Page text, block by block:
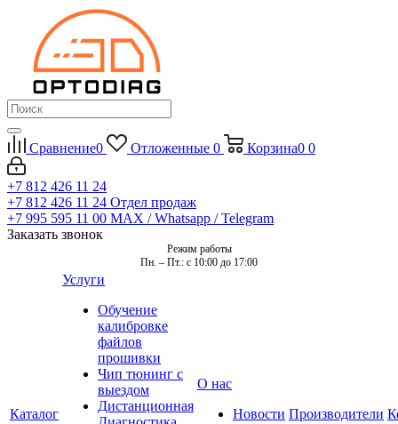
Сравнение0 Отложенные 0 Корзина0 0
+7 812 426 11 24
+7 812 426 11 24 Отдел продаж
+7 995 595 11 00 MAX / Whatsapp / Telegram
Заказать звонок
Режим работы
Пн. – Пт.: с 10:00 до 17:00
Каталог
Услуги
Обучение
калибровке
файлов
прошивки
Чип тюнинг с
выездом
Дистанционная
О нас
Новости Производители